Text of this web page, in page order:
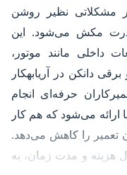
مشکلاتی نظیر روشن
مکش می‌شود. این
داخلی مانند موتور،
دانکن در آریابهکار
حرفه‌ای انجام
می‌شود که هم کار
تعمیر را کاهش می‌دهد.
هزینه و مدت زمان، به